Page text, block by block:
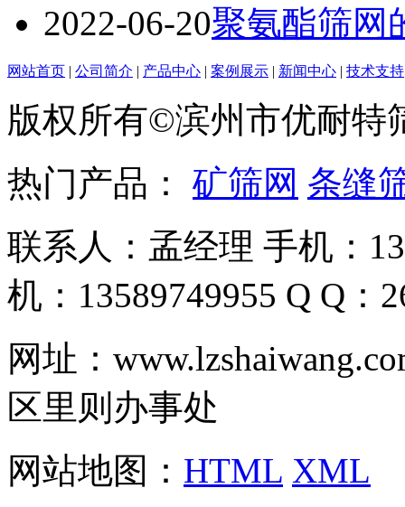
2022-06-20聚氨酯筛网
网站首页 | 公司简介 | 产品中心 | 案例展示 | 新闻中心 | 技术支持
版权所有©滨州市优耐特
热门产品： 矿筛网 条缝
联系人：孟经理 手机：
机：13589749955 Q Q：
网址：
区里则办事处
网站地图： HTML XML